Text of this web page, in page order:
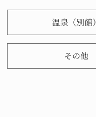
温泉（別館）
その他